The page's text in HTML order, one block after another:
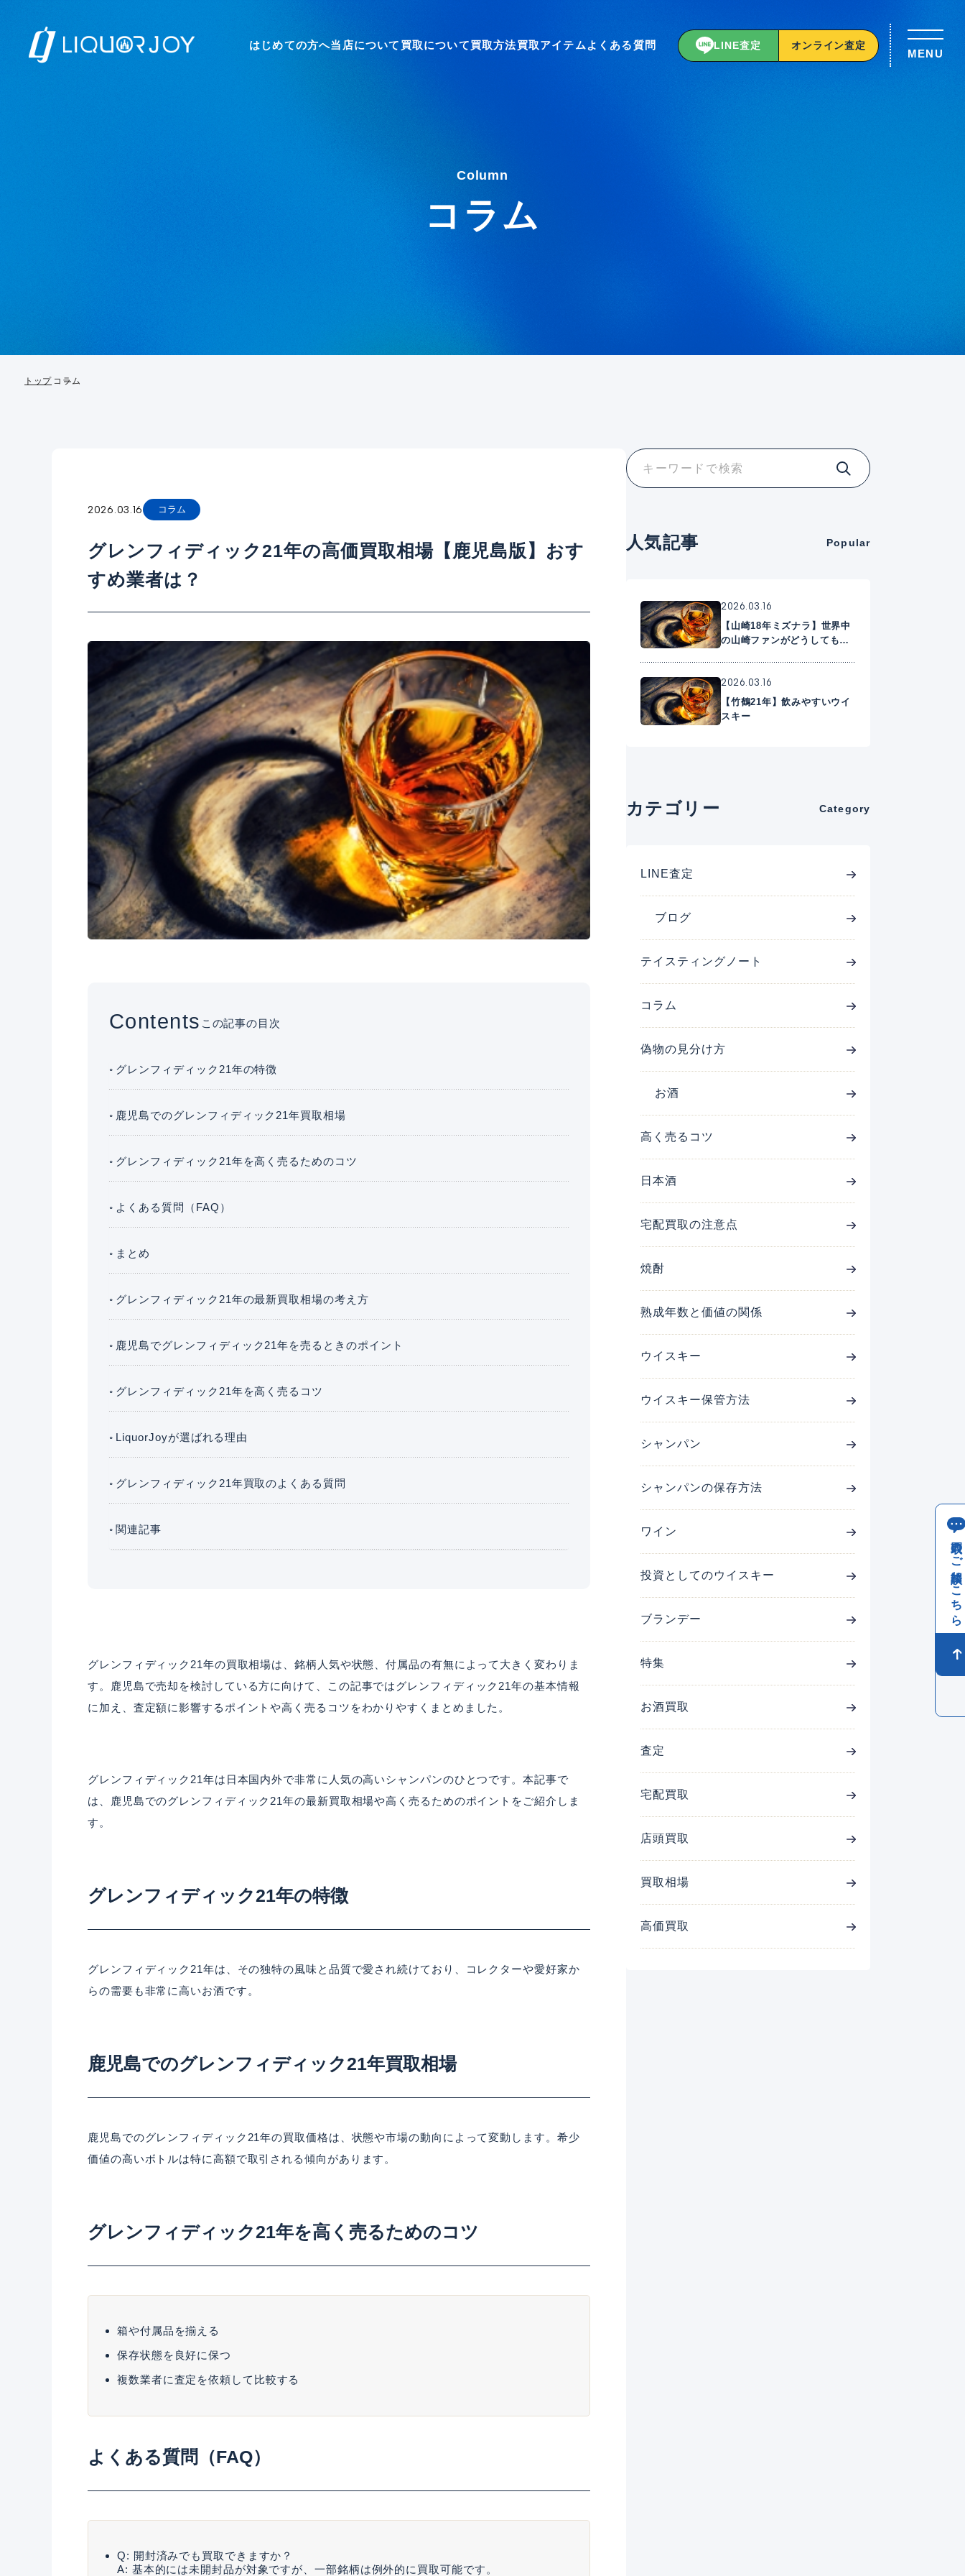
はじめての方へ当店について 買取について買取方法買取アイテム よくある質問 LINE査定 オンライン査定
MENU
Column
コラム
トップ コラム
2026.03.16 コラム
グレンフィディック21年の高価買取相場【鹿児島版】おす
すめ業者は？
Contents この記事の目次
グレンフィディック21年の特徴
鹿児島でのグレンフィディック21年買取相場
グレンフィディック21年を高く売るためのコツ
よくある質問（FAQ）
まとめ
グレンフィディック21年の最新買取相場の考え方
鹿児島でグレンフィディック21年を売るときのポイント
グレンフィディック21年を高く売るコツ
LiquorJoyが選ばれる理由
グレンフィディック21年買取のよくある質問
関連記事
グレンフィディック21年の買取相場は、銘柄人気や状態、付属品の有無によって大きく変わりま
す。鹿児島で売却を検討している方に向けて、この記事ではグレンフィディック21年の基本情報
に加え、査定額に影響するポイントや高く売るコツをわかりやすくまとめました。
グレンフィディック21年は日本国内外で非常に人気の高いシャンパンのひとつです。本記事で
は、鹿児島でのグレンフィディック21年の最新買取相場や高く売るためのポイントをご紹介しま
す。
グレンフィディック21年の特徴
グレンフィディック21年は、その独特の風味と品質で愛され続けており、コレクターや愛好家か
らの需要も非常に高いお酒です。
鹿児島でのグレンフィディック21年買取相場
鹿児島でのグレンフィディック21年の買取価格は、状態や市場の動向によって変動します。希少
価値の高いボトルは特に高額で取引される傾向があります。
グレンフィディック21年を高く売るためのコツ
箱や付属品を揃える
保存状態を良好に保つ
複数業者に査定を依頼して比較する
よくある質問（FAQ）
Q: 開封済みでも買取できますか？
A: 基本的には未開封品が対象ですが、一部銘柄は例外的に買取可能です。
人気記事 Popular
2026.03.16
【山崎18年ミズナラ】世界中
の山崎ファンがどうしても手
2026.03.16
【竹鶴21年】飲みやすいウイ
スキー
カテゴリー Category
LINE査定
ブログ
テイスティングノート
コラム
偽物の見分け方
お酒
高く売るコツ
日本酒
宅配買取の注意点
焼酎
熟成年数と価値の関係
ウイスキー
ウイスキー保管方法
シャンパン
シャンパンの保存方法
ワイン
投資としてのウイスキー
ブランデー
特集
お酒買取
査定
宅配買取
店頭買取
買取相場
高価買取
買取のご相談はこちら